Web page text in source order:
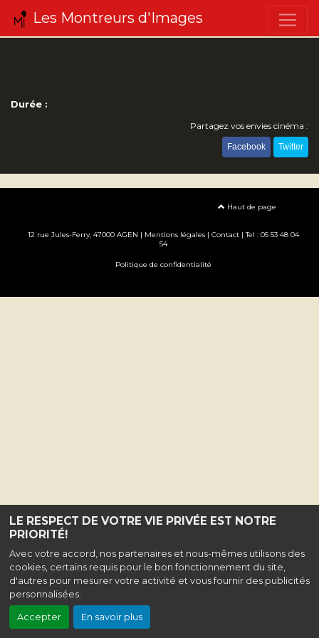
LE RESPECT DE VOTRE VIE PRIVÉE EST NOTRE
PRIORITÉ!
Avec votre accord, nos partenaires et nous-mêmes utilisons des
cookies, certains requis pour le bon fonctionnement du site,
d'autres pour mesurer votre activité et vous fournir des publicités
personnalisées.
Accepter En savoir plus
Les Montreurs d'Images
Durée :
Partagez vos envies cinéma :
Facebook Twitter
Haut de page
12 rue Jules-Ferry, 47000 AGEN | Mentions légales| Contact| Tel : 05 53 48 04
54
Politique de confidentialité